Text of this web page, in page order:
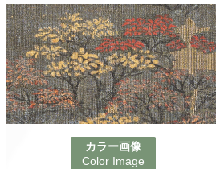
カラー画像
Color Image